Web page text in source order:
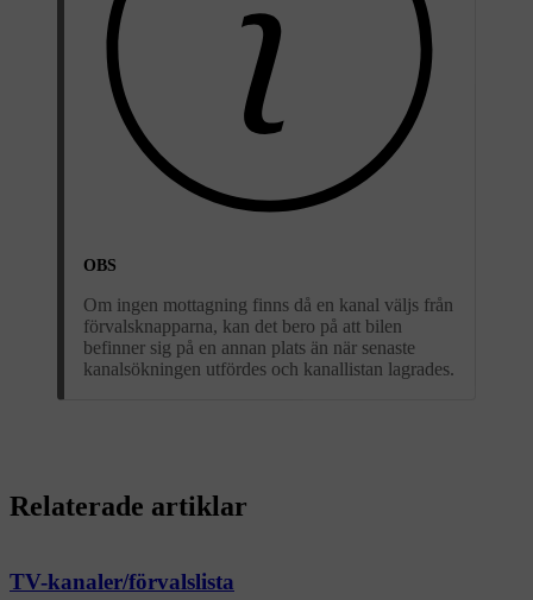
OBS
Om ingen mottagning finns då en kanal väljs från
förvalsknapparna, kan det bero på att bilen
befinner sig på en annan plats än när senaste
kanalsökningen utfördes och kanallistan lagrades.
Relaterade artiklar
TV-kanaler/förvalslista